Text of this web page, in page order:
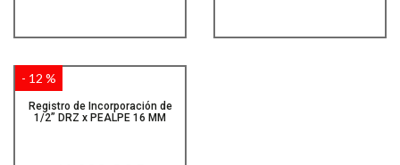
Registro de Incorporación de
1/2” DRZ x PEALPE 16 MM
- 12 %